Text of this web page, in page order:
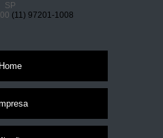
SP
(11) 97201-1008
Home